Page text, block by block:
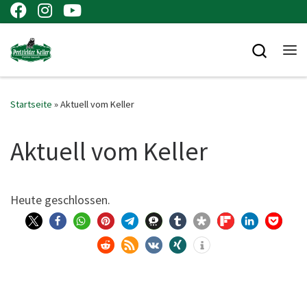
Zum Inhalt springen
Startseite »Aktuell vom Keller
Aktuell vom Keller
Heu­te geschlossen.